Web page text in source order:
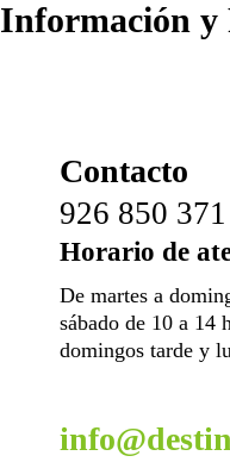
Información y
Contacto
926 850 371
Horario de
De martes a
sábado de 10 a 14
domingos tarde y